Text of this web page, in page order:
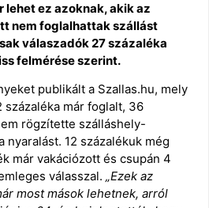
lehet ez azoknak, akik az
nem foglalhattak szállást
válaszadók 27 százaléka
felmérése szerint.
publikált a Szallas.hu, mely
már foglalt, 36
rögzítette szálláshely-
nyaralást. 12 százalékuk még
már vakációzott és csupán 4
válasszal. „Ezek az
most mások lehetnek, arról